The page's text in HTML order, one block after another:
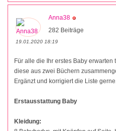
Anna38
282 Beiträge
19.01.2020 18:19
Für alle die Ihr erstes Baby
diese aus zwei Büchern
Ergänzt und korrigiert die Liste gerne.
Erstausstattung Baby
Kleidung: